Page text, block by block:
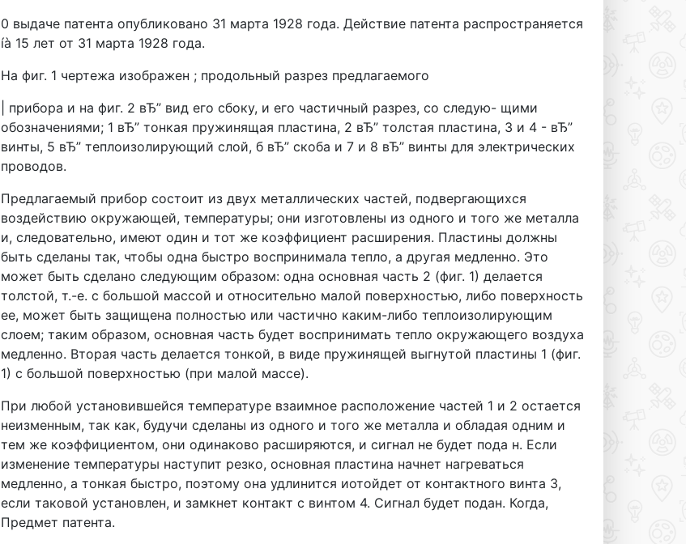
0 выдаче патента опубликовано 31 марта 1928 года. Действие патента распространяется
íà 15 лет от 31 марта 1928 года.
На фиг. 1 чертежа изображен ; продольный разрез предлагаемого
| прибора и на фиг. 2 вЂ” вид его сбоку, и его частичный разрез, со следую- щими
обозначениями; 1 вЂ” тонкая пружинящая пластина, 2 вЂ” толстая пластина, 3 и 4 - вЂ”
винты, 5 вЂ” теплоизолирующий слой, б вЂ” скоба и 7 и 8 вЂ” винты для электрических
проводов.
Предлагаемый прибор состоит из двух металлических частей, подвергающихся
воздействию окружающей, температуры; они изготовлены из одного и того же металла
и, следовательно, имеют один и тот же коэффициент расширения. Пластины должны
быть сделаны так, чтобы одна быстро воспринимала тепло, а другая медленно. Это
может быть сделано следующим образом: одна основная часть 2 (фиг. 1) делается
толстой, т.-е. с большой массой и относительно малой поверхностью, либо поверхность
ее, может быть защищена полностью или частично каким-либо теплоизолирующим
слоем; таким образом, основная часть будет воспринимать тепло окружающего воздуха
медленно. Вторая часть делается тонкой, в виде пружинящей выгнутой пластины 1 (фиг.
1) с большой поверхностью (при малой массе).
При любой установившейся температуре взаимное расположение частей 1 и 2 остается
неизменным, так как, будучи сделаны из одного и того же металла и обладая одним и
тем же коэффициентом, они одинаково расширяются, и сигнал не будет пода н. Если
изменение температуры наступит резко, основная пластина начнет нагреваться
медленно, а тонкая быстро, поэтому она удлинится иотойдет от контактного винта 3,
если таковой установлен, и замкнет контакт с винтом 4. Сигнал будет подан. Когда,
Предмет патента.